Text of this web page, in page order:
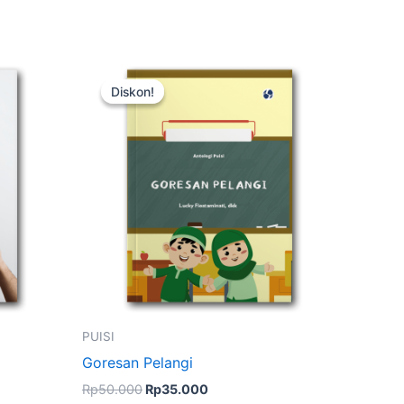
Diskon!
Diskon!
PUISI
Goresan Pelangi
Rp50.000
Harga
aslinya
adalah:
Rp50.000.
Rp35.000
Harga
saat
adalah:
Rp35.000.
Kuantitas
Goresan
Pelangi